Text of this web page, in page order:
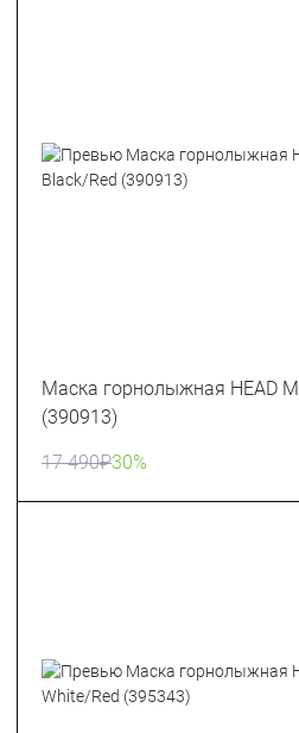
Маска горнолыжная HEAD
(390913)
17 490₽30%